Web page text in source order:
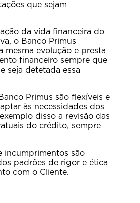
que sejam
da vida financeira do
o Banco Primus
mesma evolução e presta
financeiro sempre que
seja detetada essa
Primus são flexíveis e
às necessidades dos
disso a revisão das
do crédito, sempre
incumprimentos são
padrões de rigor e ética
com o Cliente.